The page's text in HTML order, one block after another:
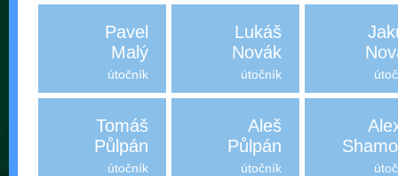
Pavel
Malý
útočník
Lukáš
Novák
útočník
Tomáš
Půlpán
útočník
Aleš
Půlpán
útočník